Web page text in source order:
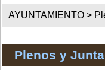
AYUNTAMIENTO >
Plenos y